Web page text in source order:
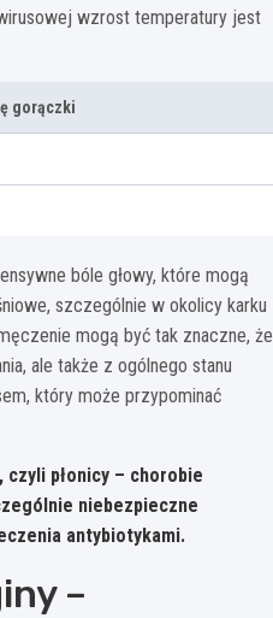
wzrost temperatury jest
gorączki
bóle głowy, które mogą
szczególnie w okolicy karku
mogą być tak znaczne, że
ale także z ogólnego stanu
który może przypominać
płonicy – chorobie
niebezpieczne
antybiotykami.
–